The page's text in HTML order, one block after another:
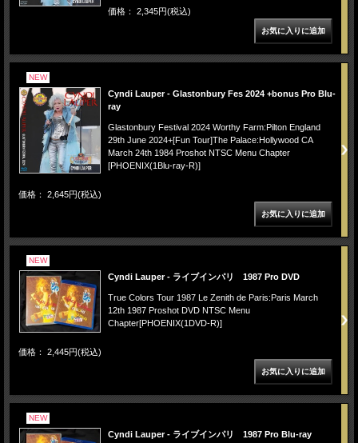
価格： 2,345円(税込)
NEW
Cyndi Lauper - Glastonbury Fes 2024 +bonus Pro Blu-
ray
Glastonbury Festival 2024 Worthy Farm:Pilton England
29th June 2024+[Fun Tour]The Palace:Hollywood CA
March 24th 1984 Proshot NTSC Menu Chapter
[PHOENIX(1Blu-ray-R)]
価格： 2,645円(税込)
NEW
Cyndi Lauper - ライブインパリ 1987 Pro DVD
True Colors Tour 1987 Le Zenith de Paris:Paris March
12th 1987 Proshot DVD NTSC Menu
Chapter[PHOENIX(1DVD-R)]
価格： 2,445円(税込)
NEW
Cyndi Lauper - ライブインパリ 1987 Pro Blu-ray